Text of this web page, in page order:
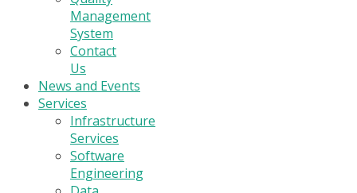
Management
System
Contact
Us
News and Events
Services
Infrastructure
Services
Software
Engineering